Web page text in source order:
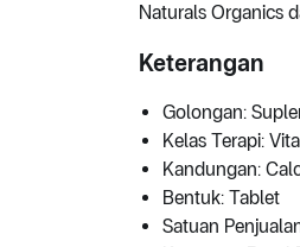
Naturals Organics
Keterangan
Golongan:
Kelas Terapi:
Kandungan:
Bentuk: Tablet
Satuan